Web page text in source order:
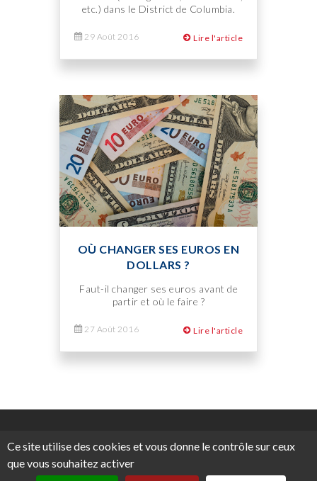
etc.) dans le District de Columbia.
29 Août 2016 Lire l'article
OÙ CHANGER SES EUROS EN
DOLLARS ?
Faut-il changer ses euros avant de
partir et où le faire ?
27 Août 2016 Lire l'article
Copyright © 2026 Visiting Washington.
Tous droits réservés.
Ce site utilise des cookies et vous donne le contrôle sur ceux
que vous souhaitez activer